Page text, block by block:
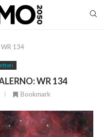
134
WR 134
Bookmark